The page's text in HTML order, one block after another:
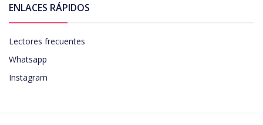
ENLACES RÁPIDOS
Lectores frecuentes
Whatsapp
Instagram